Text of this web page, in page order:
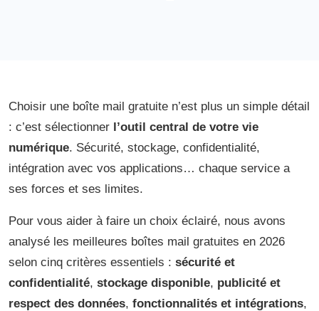
Choisir une boîte mail gratuite n’est plus un simple détail
: c’est sélectionner l’outil central de votre vie
numérique. Sécurité, stockage, confidentialité,
intégration avec vos applications… chaque service a
ses forces et ses limites.
Pour vous aider à faire un choix éclairé, nous avons
analysé les meilleures boîtes mail gratuites en 2026
selon cinq critères essentiels : sécurité et
confidentialité, stockage disponible, publicité et
respect des données, fonctionnalités et intégrations,